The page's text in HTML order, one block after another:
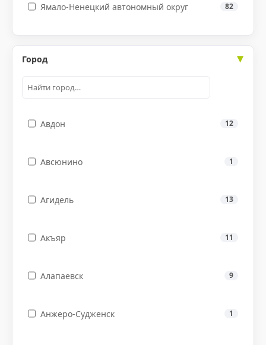
Ямало-Ненецкий автономный округ 82
Город
Авдон 12
Авсюнино 1
Агидель 13
Акъяр 11
Алапаевск 9
Анжеро-Судженск 1